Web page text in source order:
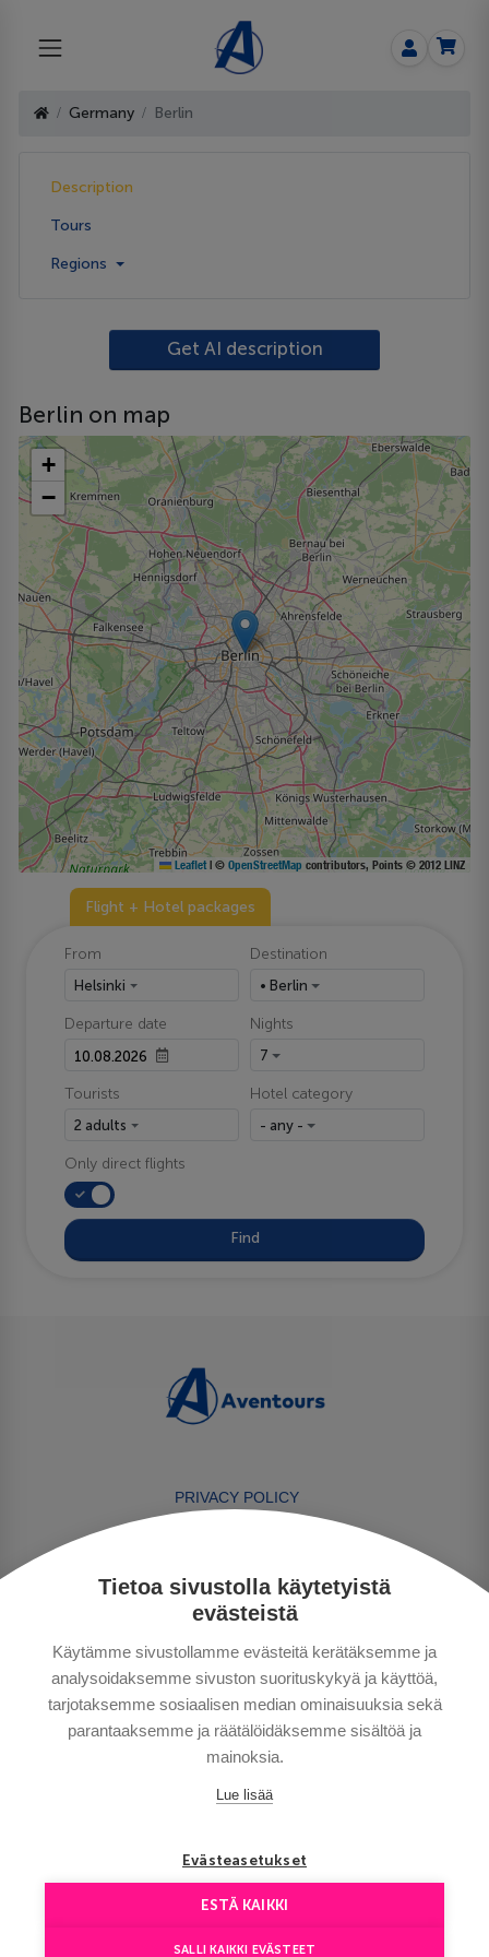
Tietoa sivustolla käytetyistä
evästeistä
Käytämme sivustollamme evästeitä kerätäksemme ja
analysoidaksemme sivuston suorituskykyä ja käyttöä,
tarjotaksemme sosiaalisen median ominaisuuksia sekä
parantaaksemme ja räätälöidäksemme sisältöä ja
mainoksia.
Lue lisää
Evästeasetukset
ESTÄ KAIKKI
SALLI KAIKKI EVÄSTEET
Germany Berlin
Description
Tours
Regions
Get AI description
Berlin on map
+
−
Leaflet © OpenStreetMap contributors, Points © 2012 LINZ
Flight + Hotel packages
From
Helsinki
Destination
• Berlin
Departure date Nights
7
Tourists
2 adults
Hotel category
- any -
Only direct flights
Find
PRIVACY POLICY
GOOD TO KNOW